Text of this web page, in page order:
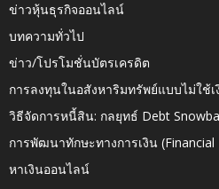
ข่าวหุ้นธุรกิจออนไลน์
บทความทั่วไป
ข่าว/โปรโมชั่นบัตรเครดิต
การลงทุนในอสังหาริมทรัพย์แบบไม่ใช้
วิธีจัดการหนี้สิน: กลยุทธ์ Debt
การพัฒนาทักษะทางการเงิน (Financial
หาเงินออนไลน์